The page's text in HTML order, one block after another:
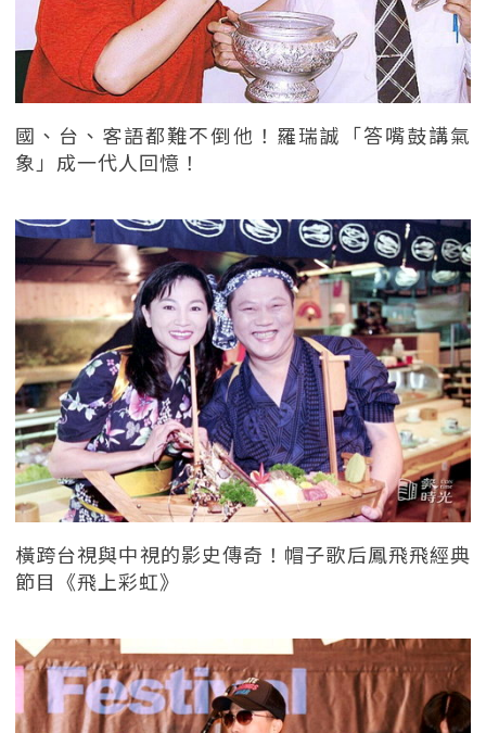
國、台、客語都難不倒他！羅瑞誠「答嘴鼓講氣
象」成一代人回憶！
橫跨台視與中視的影史傳奇！帽子歌后鳳飛飛經典
節目《飛上彩虹》